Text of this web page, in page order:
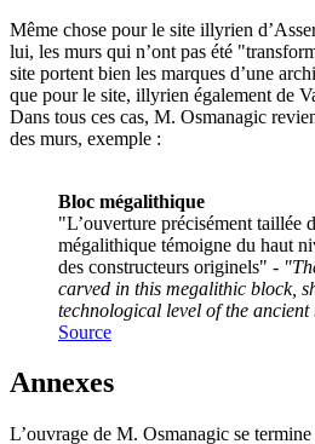
Même chose pour le site illyrien
lui, les murs qui n’ont pas été
site portent bien les marques d’une
que pour le site, illyrien également de
Dans tous ces cas, M. Osmanagic
des murs, exemple :
Bloc mégalithique
"L’ouverture précisément taillée
mégalithique témoigne du haut
des constructeurs originels" -
carved in this megalithic block,
technological level of the
Source
Annexes
L’ouvrage de M. Osmanagic se